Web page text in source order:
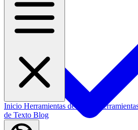
Inicio Herramientas de Datos
de Texto Blog